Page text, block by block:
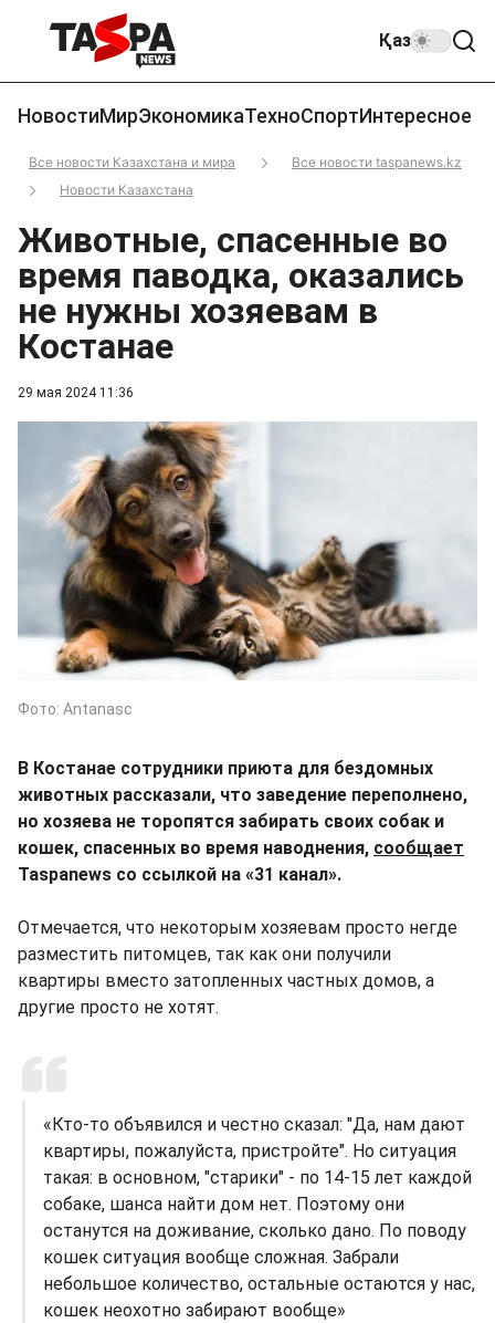
Қаз
НовостиМирЭкономикаТехноСпортИнтересное
Все новости Казахстана и мира
Все новости taspanews.kz
Новости Казахстана
29 мая 2024 11:36
Животные, спасенные во
время паводка, оказались
не нужны хозяевам в
Костанае
Фото: Antanasc
В Костанае сотрудники приюта для бездомных
животных рассказали, что заведение переполнено,
но хозяева не торопятся забирать своих собак и
кошек, спасенных во время наводнения, сообщает
Taspanews со ссылкой на «31 канал».
Отмечается, что некоторым хозяевам просто негде
разместить питомцев, так как они получили
квартиры вместо затопленных частных домов, а
другие просто не хотят.
«Кто-то объявился и честно сказал: "Да, нам дают
квартиры, пожалуйста, пристройте". Но ситуация
такая: в основном, "старики" - по 14-15 лет каждой
собаке, шанса найти дом нет. Поэтому они
останутся на доживание, сколько дано. По поводу
кошек ситуация вообще сложная. Забрали
небольшое количество, остальные остаются у нас,
кошек неохотно забирают вообще»